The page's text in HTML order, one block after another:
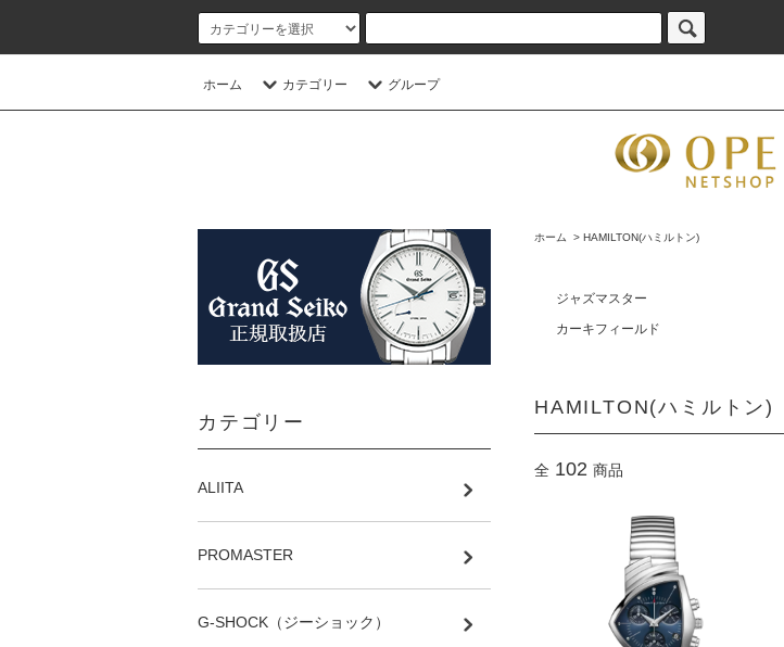
ホーム カテゴリー グループ
ホーム > HAMILTON(ハミルトン)
ジャズマスター
カーキフィールド
HAMILTON(ハミルトン)
全 102 商品
カテゴリー
ALIITA
PROMASTER
G-SHOCK（ジーショック）